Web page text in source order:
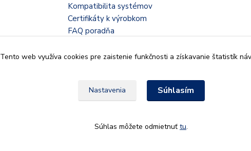
Kompatibilita systémov
Certifikáty k výrobkom
FAQ poradňa
Tento web využíva cookies pre zaistenie funkčnosti a získavanie štatistík
Nastavenia Súhlasím
Súhlas môžete odmietnuť tu.